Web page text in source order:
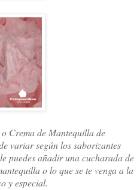
Crema de Mantequilla de
variar según los saborizantes
puedes añadir una cucharada de
o lo que se te venga a la
y especial.